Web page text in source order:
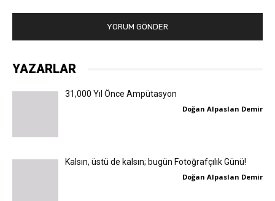
YAZARLAR
31,000 Yıl Önce Ampütasyon
Doğan Alpaslan Demir
Kalsın, üstü de kalsın; bugün Fotoğrafçılık Günü!
Doğan Alpaslan Demir